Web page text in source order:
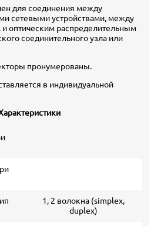
для соединения между
сетевыми устройствами, между
оптическим распределительным
соединительного узла или
пронумерованы.
в индивидуальной
1, 2 волокна (simplex,
duplex)